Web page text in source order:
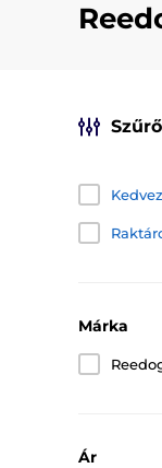
Szűrő
Márka
Ár